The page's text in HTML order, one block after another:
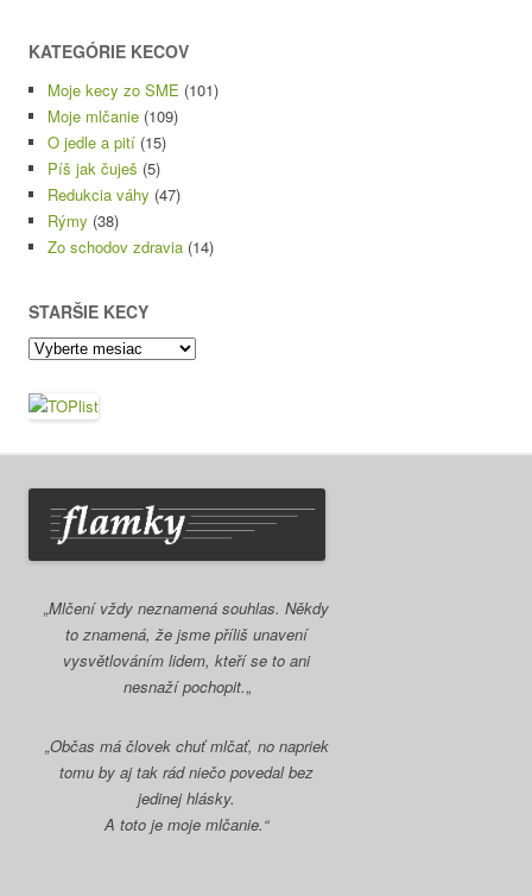
KATEGÓRIE KECOV
Moje kecy zo SME (101)
Moje mlčanie (109)
O jedle a pití (15)
Píš jak čuješ (5)
Redukcia váhy (47)
Rýmy (38)
Zo schodov zdravia (14)
STARŠIE KECY
Staršie
kecy
„Mlčení vždy neznamená souhlas. Někdy
to znamená, že jsme příliš unavení
vysvětlováním lidem, kteří se to ani
nesnaží pochopit.„
„Občas má človek chuť mlčať, no napriek
tomu by aj tak rád niečo povedal bez
jedinej hlásky.
A toto je moje mlčanie.“